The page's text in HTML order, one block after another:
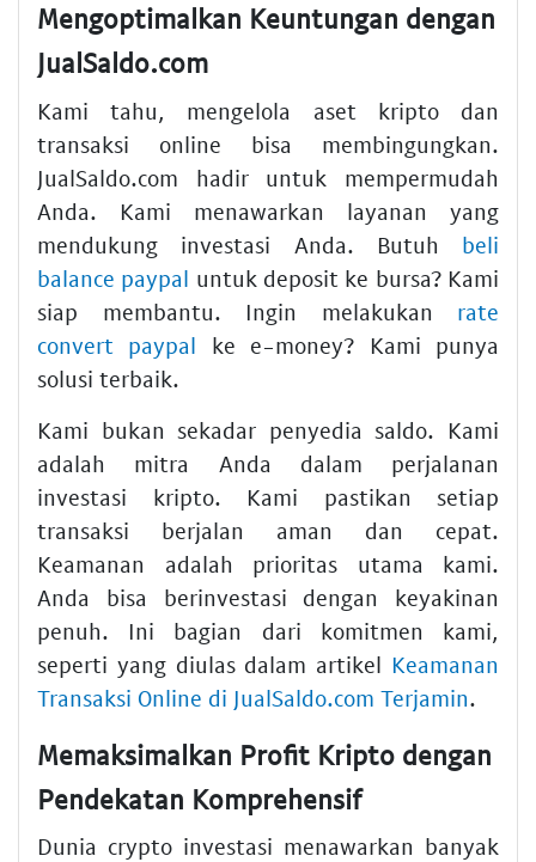
Mengoptimalkan Keuntungan dengan
JualSaldo.com
Kami tahu, mengelola aset kripto dan
transaksi online bisa membingungkan.
JualSaldo.com hadir untuk mempermudah
Anda. Kami menawarkan layanan yang
mendukung investasi Anda. Butuh beli
balance paypal untuk deposit ke bursa? Kami
siap membantu. Ingin melakukan rate
convert paypal ke e-money? Kami punya
solusi terbaik.
Kami bukan sekadar penyedia saldo. Kami
adalah mitra Anda dalam perjalanan
investasi kripto. Kami pastikan setiap
transaksi berjalan aman dan cepat.
Keamanan adalah prioritas utama kami.
Anda bisa berinvestasi dengan keyakinan
penuh. Ini bagian dari komitmen kami,
seperti yang diulas dalam artikel Keamanan
Transaksi Online di JualSaldo.com Terjamin.
Memaksimalkan Profit Kripto dengan
Pendekatan Komprehensif
Dunia crypto investasi menawarkan banyak